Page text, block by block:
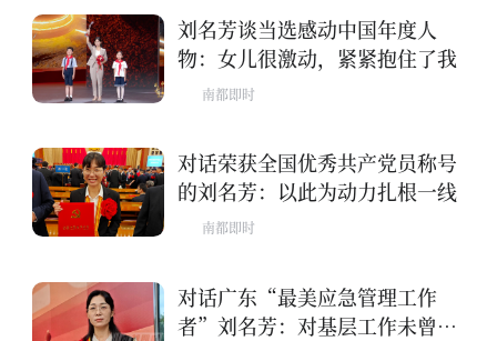
刘名芳谈当选感动中国年度人
物：女儿很激动，紧紧抱住了我
南都即时
对话荣获全国优秀共产党员称号
的刘名芳：以此为动力扎根一线
南都即时
对话广东“最美应急管理工作
者”刘名芳：对基层工作未曾松